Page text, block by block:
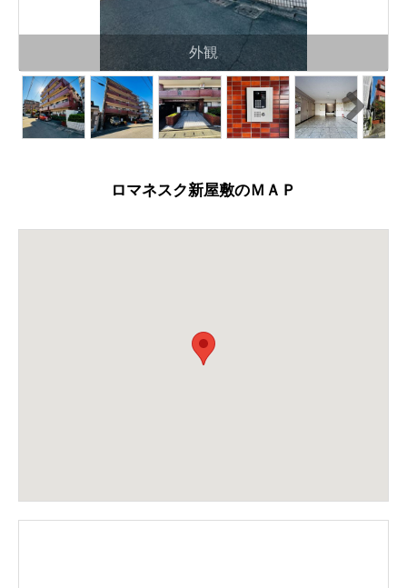
外観
N
ext
ロマネスク新屋敷のＭＡＰ